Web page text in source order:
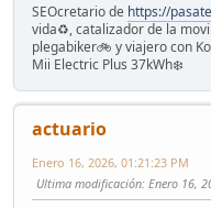
SEOcretario de https://
vida♻️, catalizador de la
plegabiker🚲 y viajero con
Mii Electric Plus 37kWh❄️
actuario
Enero 16, 2026, 01:21:23 PM
Ultima modificación: Enero 16,